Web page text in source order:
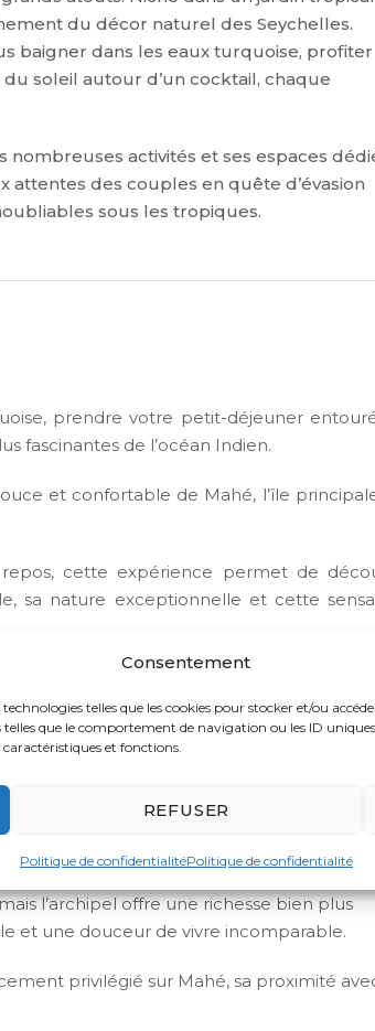
Consentement
telles que les cookies pour stocker et/ou
que le comportement de navigation ou les ID
et fonctions.
REFUSER
Politique de confidentialitéPolitique de confidentialité
du décor naturel des Seychelles.
baigner dans les eaux turquoise, profiter
soleil autour d’un cocktail, chaque
nombreuses activités et ses espaces
attentes des couples en quête d’évasion
sous les tropiques.
prendre votre petit-déjeuner
fascinantes de l’océan Indien.
et confortable de Mahé, l’île
cette expérience permet de
sa nature exceptionnelle et cette
Resort & Spa 4*, un hôtel choisi pour
international et charme tropical.
qui permettent de vivre une destination,
l’archipel offre une richesse bien plus
et une douceur de vivre incomparable.
privilégié sur Mahé, sa proximité